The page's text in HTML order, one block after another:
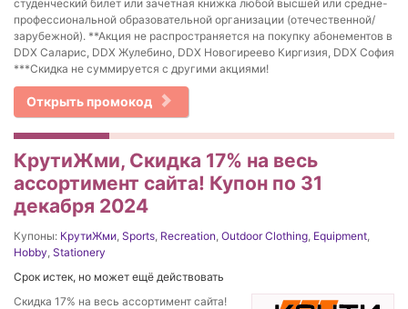
студенческий билет или зачетная книжка любой высшей или средне-
профессиональной образовательной организации (отечественной/
зарубежной). **Акция не распространяется на покупку абонементов в
DDX Саларис, DDX Жулебино, DDX Новогиреево Киргизия, DDX София
***Скидка не суммируется с другими акциями!
Открыть промокод
КрутиЖми, Скидка 17% на весь
ассортимент сайта! Купон по 31
декабря 2024
Купоны: КрутиЖми, Sports, Recreation, Outdoor Clothing, Equipment,
Hobby, Stationery
Срок истек, но может ещё действовать
Скидка 17% на весь ассортимент сайта!